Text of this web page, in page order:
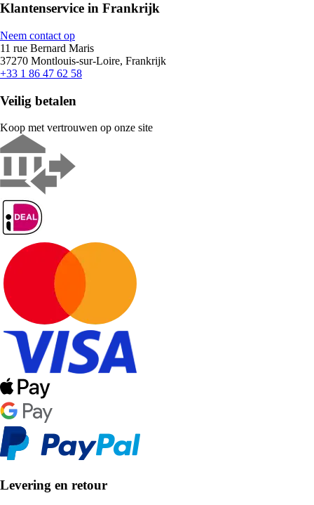
Klantenservice in Frankrijk
Neem contact op
11 rue Bernard Maris
37270 Montlouis-sur-Loire, Frankrijk
+33 1 86 47 62 58
Veilig betalen
Koop met vertrouwen op onze site
Levering en retour